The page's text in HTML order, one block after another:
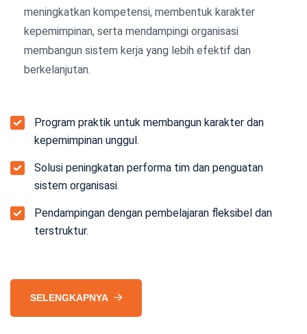
meningkatkan kompetensi, membentuk karakter
kepemimpinan, serta mendampingi organisasi
membangun sistem kerja yang lebih efektif dan
berkelanjutan.
Program praktik untuk membangun karakter dan
kepemimpinan unggul.
Solusi peningkatan performa tim dan penguatan
sistem organisasi.
Pendampingan dengan pembelajaran fleksibel dan
terstruktur.
SELENGKAPNYA